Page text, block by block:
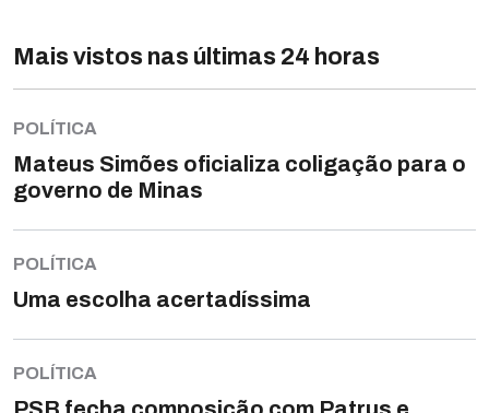
Mais vistos nas últimas 24 horas
POLÍTICA
Mateus Simões oficializa coligação para o
governo de Minas
POLÍTICA
Uma escolha acertadíssima
POLÍTICA